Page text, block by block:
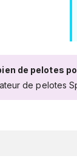
de pelotes
de pelotes